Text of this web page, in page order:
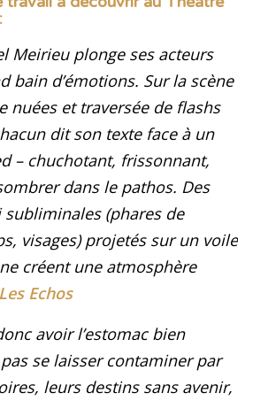
:
Meirieu plonge ses acteurs
bain d’émotions. Sur la scène
nuées et traversée de flashs
dit son texte face à un
– chuchotant, frissonnant,
dans le pathos. Des
subliminales (phares de
visages) projetés sur un voile
créent une atmosphère
Les Echos
avoir l’estomac bien
se laisser contaminer par
leurs destins sans avenir,